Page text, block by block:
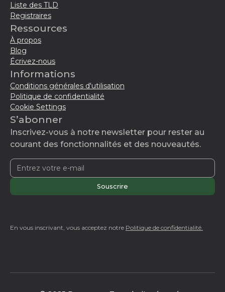
Liste des TLD
Registraires
Ressources
À propos
Blog
Écrivez-nous
Informations
Conditions générales d'utilisation
Politique de confidentialité
Cookie Settings
S’abonner
Inscrivez-vous à notre newsletter pour rester au
courant des fonctionnalités et des nouveautés.
En vous inscrivant, vous acceptez notre Politique de confidentialité.